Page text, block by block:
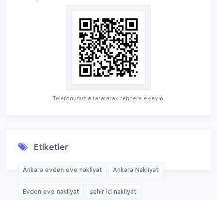
Telefonunuzla taratarak rehbere ekleyin.
Etiketler
Ankara evden eve nakliyat Ankara Nakliyat
Evden eve nakliyat şehir içi nakliyat